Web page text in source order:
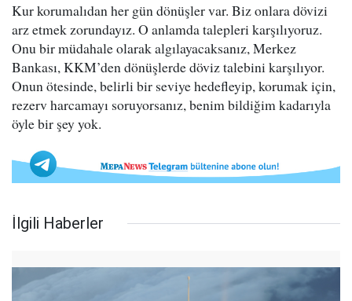
Kur korumalıdan her gün dönüşler var. Biz onlara dövizi
arz etmek zorundayız. O anlamda talepleri karşılıyoruz.
Onu bir müdahale olarak algılayacaksanız, Merkez
Bankası, KKM’den dönüşlerde döviz talebini karşılıyor.
Onun ötesinde, belirli bir seviye hedefleyip, korumak için,
rezerv harcamayı soruyorsanız, benim bildiğim kadarıyla
öyle bir şey yok.
İlgili Haberler